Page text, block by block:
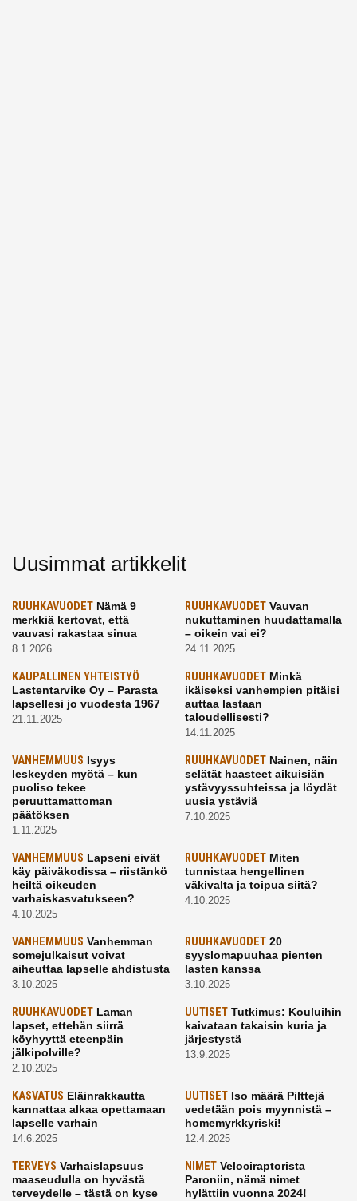
Uusimmat artikkelit
RUUHKAVUODET Nämä 9
merkkiä kertovat, että
vauvasi rakastaa sinua
8.1.2026
RUUHKAVUODETVauvan
nukuttaminen huudattamalla
– oikein vai ei?
24.11.2025
KAUPALLINEN YHTEISTYÖ
Lastentarvike Oy – Parasta
lapsellesi jo vuodesta 1967
21.11.2025
RUUHKAVUODETMinkä
ikäiseksi vanhempien pitäisi
auttaa lastaan
taloudellisesti?
14.11.2025
VANHEMMUUS Isyys
leskeyden myötä – kun
puoliso tekee
peruuttamattoman
päätöksen
1.11.2025
RUUHKAVUODETNainen, näin
selätät haasteet aikuisiän
ystävyyssuhteissa ja löydät
uusia ystäviä
7.10.2025
VANHEMMUUS Lapseni eivät
käy päiväkodissa – riistänkö
heiltä oikeuden
varhaiskasvatukseen?
4.10.2025
RUUHKAVUODETMiten
tunnistaa hengellinen
väkivalta ja toipua siitä?
4.10.2025
VANHEMMUUS Vanhemman
somejulkaisut voivat
aiheuttaa lapselle ahdistusta
3.10.2025
RUUHKAVUODET20
syyslomapuuhaa pienten
lasten kanssa
3.10.2025
RUUHKAVUODET Laman
lapset, ettehän siirrä
köyhyyttä eteenpäin
jälkipolville?
2.10.2025
UUTISETTutkimus: Kouluihin
kaivataan takaisin kuria ja
järjestystä
13.9.2025
KASVATUS Eläinrakkautta
kannattaa alkaa opettamaan
lapselle varhain
14.6.2025
UUTISETIso määrä Pilttejä
vedetään pois myynnistä –
homemyrkkyriski!
12.4.2025
TERVEYS Varhaislapsuus
maaseudulla on hyvästä
terveydelle – tästä on kyse
NIMETVelociraptorista
Paroniin, nämä nimet
hylättiin vuonna 2024!